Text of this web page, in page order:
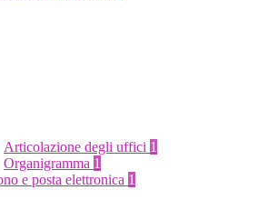
Articolazione degli uffici 1
Organigramma 1
e posta elettronica 1